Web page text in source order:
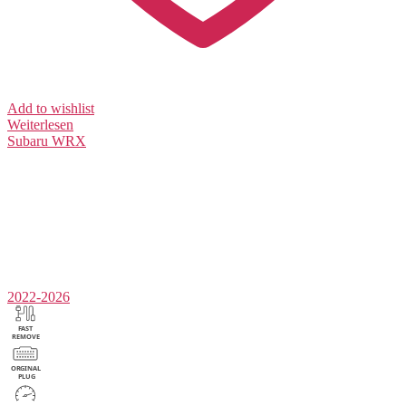
Add to wishlist
Weiterlesen
Subaru WRX
2022-2026